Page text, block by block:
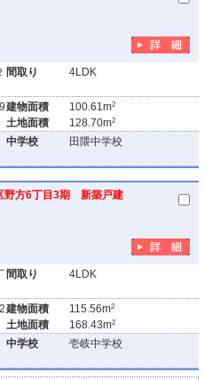
間取り 4LDK
建物面積
土地面積
100.61m2
128.70m2
中学校 田隈中学校
野方6丁目3期 新築戸建
間取り 4LDK
建物面積
土地面積
115.56m2
168.43m2
中学校 壱岐中学校